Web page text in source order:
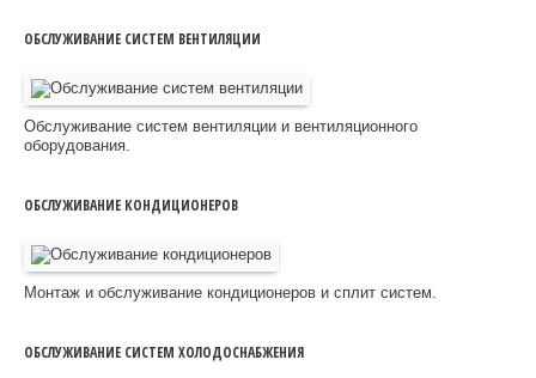
ОБСЛУЖИВАНИЕ СИСТЕМ ВЕНТИЛЯЦИИ
Обслуживание систем вентиляции и вентиляционного
оборудования.
ОБСЛУЖИВАНИЕ КОНДИЦИОНЕРОВ
Монтаж и обслуживание кондиционеров и сплит систем.
ОБСЛУЖИВАНИЕ СИСТЕМ ХОЛОДОСНАБЖЕНИЯ